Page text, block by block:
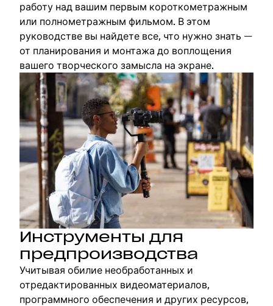
работу над вашим первым короткометражным
или полнометражным фильмом. В этом
руководстве вы найдете все, что нужно знать —
от планирования и монтажа до воплощения
вашего творческого замысла на экране.
Инструменты для
предпроизводства
Учитывая обилие необработанных и
отредактированных видеоматериалов,
программного обеспечения и других ресурсов,